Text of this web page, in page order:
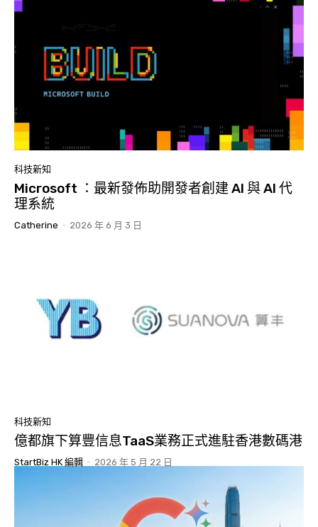
科技新知
Microsoft ：最新發佈助開發者創建 AI 與 AI 代
理系統
Catherine - 2026 年 6 月 3 日
科技新知
億都旗下算豐信息TaaS業務正式進駐香港數碼港
StartBiz HK 編輯 - 2026 年 5 月 22 日